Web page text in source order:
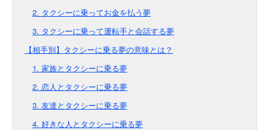
2. タクシーに乗ってお金を払う夢
3. タクシーに乗って運転手と会話する夢
【相手別】タクシーに乗る夢の意味とは？
1. 家族とタクシーに乗る夢
2. 恋人とタクシーに乗る夢
3. 友達とタクシーに乗る夢
4. 好きな人とタクシーに乗る夢